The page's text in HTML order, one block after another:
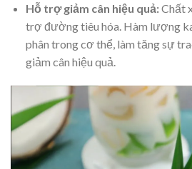
Hỗ trợ giảm cân hiệu quả:Chất
trợ đường tiêu hóa. Hàm lượng
phân trong cơ thể, làm tăng sự
giảm cân hiệu quả.